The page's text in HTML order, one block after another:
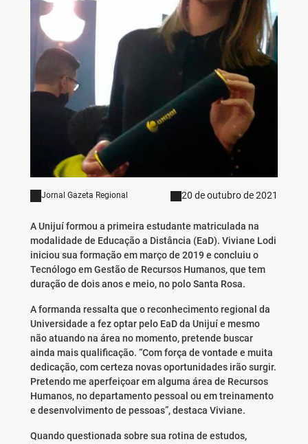
Jornal Gazeta Regional 20 de outubro de 2021
A Unijuí formou a primeira estudante matriculada na
modalidade de Educação a Distância (EaD). Viviane Lodi
iniciou sua formação em março de 2019 e concluiu o
Tecnólogo em Gestão de Recursos Humanos, que tem
duração de dois anos e meio, no polo Santa Rosa.
A formanda ressalta que o reconhecimento regional da
Universidade a fez optar pelo EaD da Unijuí e mesmo
não atuando na área no momento, pretende buscar
ainda mais qualificação. “Com força de vontade e muita
dedicação, com certeza novas oportunidades irão surgir.
Pretendo me aperfeiçoar em alguma área de Recursos
Humanos, no departamento pessoal ou em treinamento
e desenvolvimento de pessoas”, destaca Viviane.
Quando questionada sobre sua rotina de estudos,